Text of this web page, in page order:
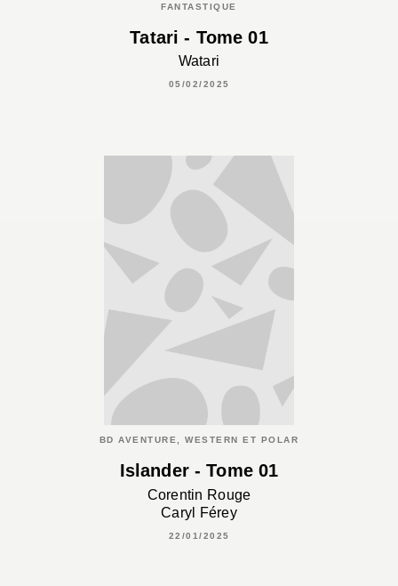
FANTASTIQUE
Tatari - Tome 01
Watari
05/02/2025
BD AVENTURE, WESTERN ET POLAR
Islander - Tome 01
Corentin Rouge
Caryl Férey
22/01/2025